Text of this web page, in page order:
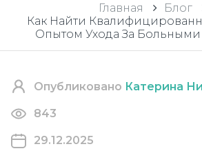
Главная
Блог
Как Найти
Опытом Ухода За
Опубликовано Катерина
843
29.12.2025